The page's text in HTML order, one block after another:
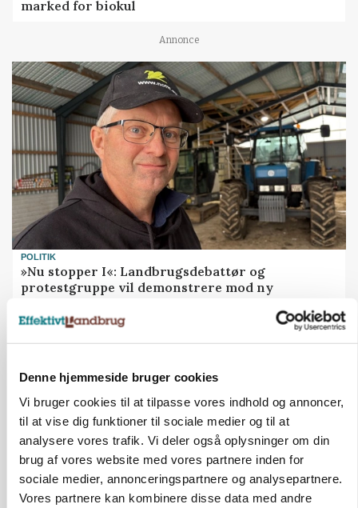
Denne hjemmeside bruger cookies
Vi bruger cookies til at tilpasse vores indhold og annoncer,
til at vise dig funktioner til sociale medier og til at
analysere vores trafik. Vi deler også oplysninger om din
brug af vores website med vores partnere inden for
sociale medier, annonceringspartnere og analysepartnere.
Vores partnere kan kombinere disse data med andre
marked for biokul
Annonce
POLITIK
»Nu stopper I«: Landbrugsdebattør og
protestgruppe vil demonstrere mod ny
POLITIK
Folketinget behandler ny gødskningslov: Sådan
kan den ændre din bedrift fra 2027
Annonce
Loading...